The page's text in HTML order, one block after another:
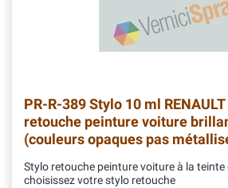
PR-R-389Stylo 10 ml
retouche peinture voiture
(couleurs opaques pas
Stylo retouche peinture voiture à la teinte
choisissez votre stylo retouche